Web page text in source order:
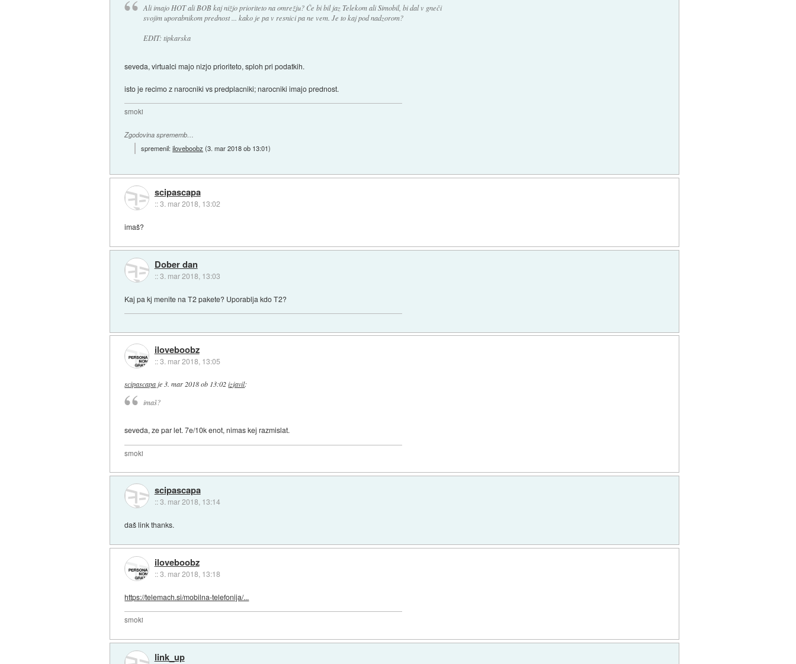
Ali imajo HOT ali BOB kaj nižjo prioriteto na omrežju? Če bi bil jaz Telekom ali Simobil, bi dal v gneči
svojim uporabnikom prednost ... kako je pa v resnici pa ne vem. Je to kaj pod nadzorom?
EDIT: tipkarska
seveda, virtualci majo nizjo prioriteto, sploh pri podatkih.
isto je recimo z narocniki vs predplacniki; narocniki imajo prednost.
smoki
Zgodovina sprememb…
spremenil:iloveboobz (3. mar 2018 ob 13:01)
scipascapa
::3. mar 2018, 13:02
imaš?
Dober dan
::3. mar 2018, 13:03
Kaj pa kj menite na T2 pakete? Uporablja kdo T2?
iloveboobz
::3. mar 2018, 13:05
scipascapa je 3. mar 2018 ob 13:02 izjavil:
imaš?
seveda, ze par let. 7e/10k enot, nimas kej razmislat.
smoki
scipascapa
::3. mar 2018, 13:14
daš link thanks.
iloveboobz
::3. mar 2018, 13:18
https://telemach.si/mobilna-telefonija/...
smoki
link_up